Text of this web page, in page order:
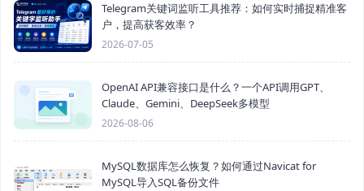
Telegram关键词监听工具推荐：如何实时捕捉精准客
户，提高获客效率？
2026-07-05
OpenAI API兼容接口是什么？一个API调用GPT、
Claude、Gemini、DeepSeek多模型
2026-08-06
MySQL数据库怎么恢复？如何通过Navicat for
MySQL导入SQL备份文件